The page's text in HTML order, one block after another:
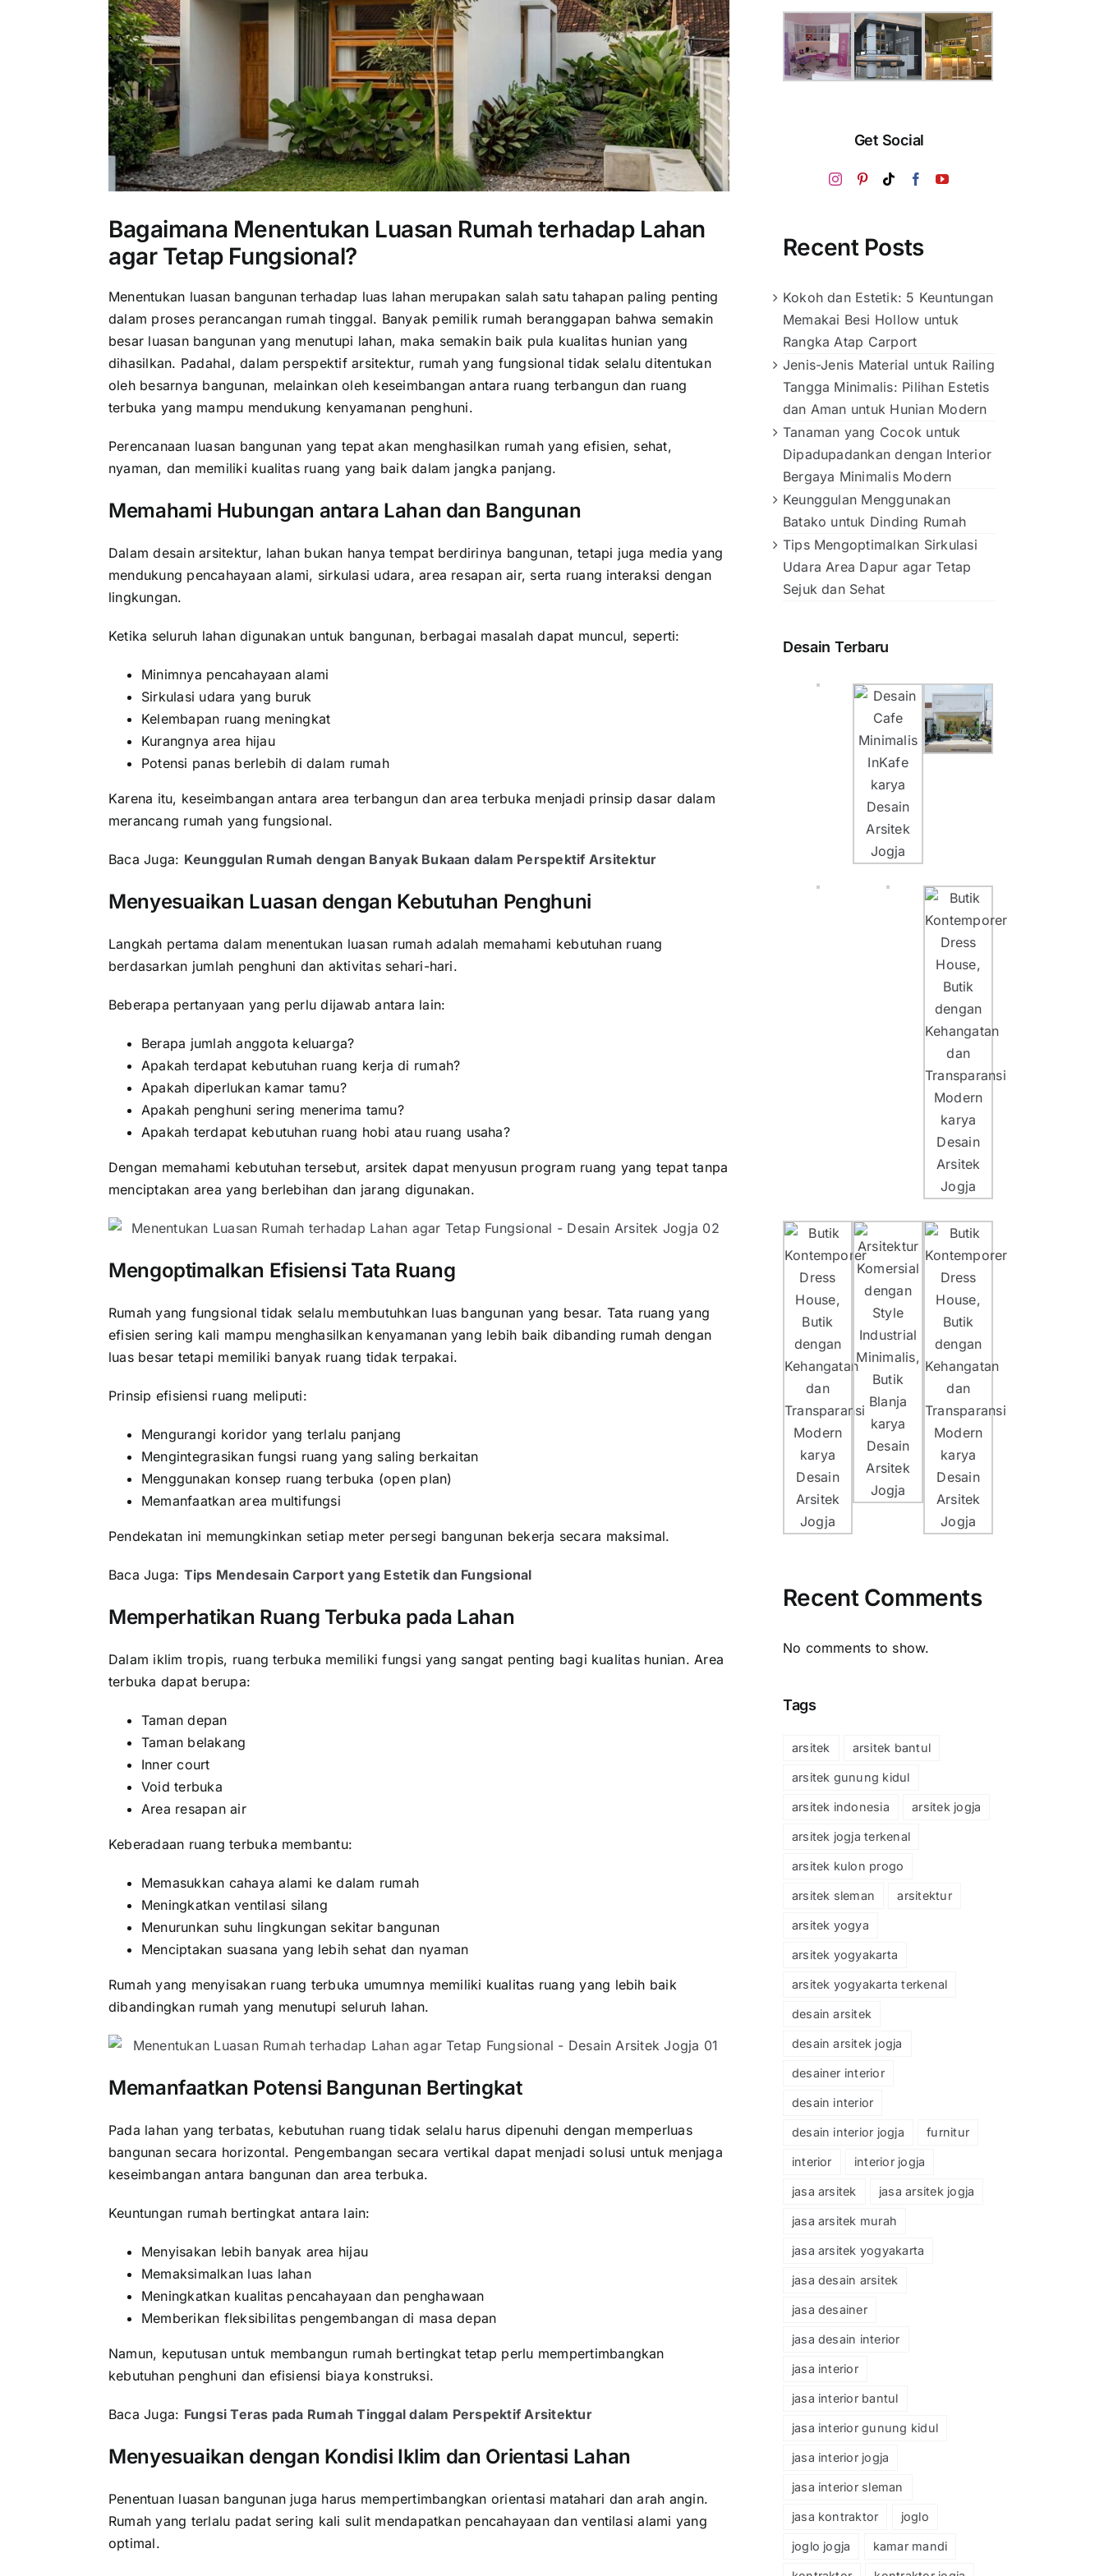
Bagaimana Menentukan Luasan Rumah terhadap Lahan
agar Tetap Fungsional?
Menentukan luasan bangunan terhadap luas lahan merupakan salah satu tahapan paling penting
dalam proses perancangan rumah tinggal. Banyak pemilik rumah beranggapan bahwa semakin
besar luasan bangunan yang menutupi lahan, maka semakin baik pula kualitas hunian yang
dihasilkan. Padahal, dalam perspektif arsitektur, rumah yang fungsional tidak selalu ditentukan
oleh besarnya bangunan, melainkan oleh keseimbangan antara ruang terbangun dan ruang
terbuka yang mampu mendukung kenyamanan penghuni.
Perencanaan luasan bangunan yang tepat akan menghasilkan rumah yang efisien, sehat,
nyaman, dan memiliki kualitas ruang yang baik dalam jangka panjang.
Memahami Hubungan antara Lahan dan Bangunan
Dalam desain arsitektur, lahan bukan hanya tempat berdirinya bangunan, tetapi juga media yang
mendukung pencahayaan alami, sirkulasi udara, area resapan air, serta ruang interaksi dengan
lingkungan.
Ketika seluruh lahan digunakan untuk bangunan, berbagai masalah dapat muncul, seperti:
Minimnya pencahayaan alami
Sirkulasi udara yang buruk
Kelembapan ruang meningkat
Kurangnya area hijau
Potensi panas berlebih di dalam rumah
Karena itu, keseimbangan antara area terbangun dan area terbuka menjadi prinsip dasar dalam
merancang rumah yang fungsional.
Baca Juga: Keunggulan Rumah dengan Banyak Bukaan dalam Perspektif Arsitektur
Menyesuaikan Luasan dengan Kebutuhan Penghuni
Langkah pertama dalam menentukan luasan rumah adalah memahami kebutuhan ruang
berdasarkan jumlah penghuni dan aktivitas sehari-hari.
Beberapa pertanyaan yang perlu dijawab antara lain:
Berapa jumlah anggota keluarga?
Apakah terdapat kebutuhan ruang kerja di rumah?
Apakah diperlukan kamar tamu?
Apakah penghuni sering menerima tamu?
Apakah terdapat kebutuhan ruang hobi atau ruang usaha?
Dengan memahami kebutuhan tersebut, arsitek dapat menyusun program ruang yang tepat tanpa
menciptakan area yang berlebihan dan jarang digunakan.
Mengoptimalkan Efisiensi Tata Ruang
Rumah yang fungsional tidak selalu membutuhkan luas bangunan yang besar. Tata ruang yang
efisien sering kali mampu menghasilkan kenyamanan yang lebih baik dibanding rumah dengan
luas besar tetapi memiliki banyak ruang tidak terpakai.
Prinsip efisiensi ruang meliputi:
Mengurangi koridor yang terlalu panjang
Mengintegrasikan fungsi ruang yang saling berkaitan
Menggunakan konsep ruang terbuka (open plan)
Memanfaatkan area multifungsi
Pendekatan ini memungkinkan setiap meter persegi bangunan bekerja secara maksimal.
Baca Juga: Tips Mendesain Carport yang Estetik dan Fungsional
Memperhatikan Ruang Terbuka pada Lahan
Dalam iklim tropis, ruang terbuka memiliki fungsi yang sangat penting bagi kualitas hunian. Area
terbuka dapat berupa:
Taman depan
Taman belakang
Inner court
Void terbuka
Area resapan air
Keberadaan ruang terbuka membantu:
Memasukkan cahaya alami ke dalam rumah
Meningkatkan ventilasi silang
Menurunkan suhu lingkungan sekitar bangunan
Menciptakan suasana yang lebih sehat dan nyaman
Rumah yang menyisakan ruang terbuka umumnya memiliki kualitas ruang yang lebih baik
dibandingkan rumah yang menutupi seluruh lahan.
Memanfaatkan Potensi Bangunan Bertingkat
Pada lahan yang terbatas, kebutuhan ruang tidak selalu harus dipenuhi dengan memperluas
bangunan secara horizontal. Pengembangan secara vertikal dapat menjadi solusi untuk menjaga
keseimbangan antara bangunan dan area terbuka.
Keuntungan rumah bertingkat antara lain:
Menyisakan lebih banyak area hijau
Memaksimalkan luas lahan
Meningkatkan kualitas pencahayaan dan penghawaan
Memberikan fleksibilitas pengembangan di masa depan
Namun, keputusan untuk membangun rumah bertingkat tetap perlu mempertimbangkan
kebutuhan penghuni dan efisiensi biaya konstruksi.
Baca Juga: Fungsi Teras pada Rumah Tinggal dalam Perspektif Arsitektur
Menyesuaikan dengan Kondisi Iklim dan Orientasi Lahan
Penentuan luasan bangunan juga harus mempertimbangkan orientasi matahari dan arah angin.
Rumah yang terlalu padat sering kali sulit mendapatkan pencahayaan dan ventilasi alami yang
optimal.
Get Social
Recent Posts
Kokoh dan Estetik: 5 Keuntungan
Memakai Besi Hollow untuk
Rangka Atap Carport
Jenis-Jenis Material untuk Railing
Tangga Minimalis: Pilihan Estetis
dan Aman untuk Hunian Modern
Tanaman yang Cocok untuk
Dipadupadankan dengan Interior
Bergaya Minimalis Modern
Keunggulan Menggunakan
Batako untuk Dinding Rumah
Tips Mengoptimalkan Sirkulasi
Udara Area Dapur agar Tetap
Sejuk dan Sehat
Desain Terbaru
Recent Comments
No comments to show.
Tags
arsitek arsitek bantul
arsitek gunung kidul
arsitek indonesia arsitek jogja
arsitek jogja terkenal
arsitek kulon progo
arsitek sleman arsitektur
arsitek yogya
arsitek yogyakarta
arsitek yogyakarta terkenal
desain arsitek
desain arsitek jogja
desainer interior
desain interior
desain interior jogja furnitur
interior interior jogja
jasa arsitek jasa arsitek jogja
jasa arsitek murah
jasa arsitek yogyakarta
jasa desain arsitek
jasa desainer
jasa desain interior
jasa interior
jasa interior bantul
jasa interior gunung kidul
jasa interior jogja
jasa interior sleman
jasa kontraktor joglo
joglo jogja kamar mandi